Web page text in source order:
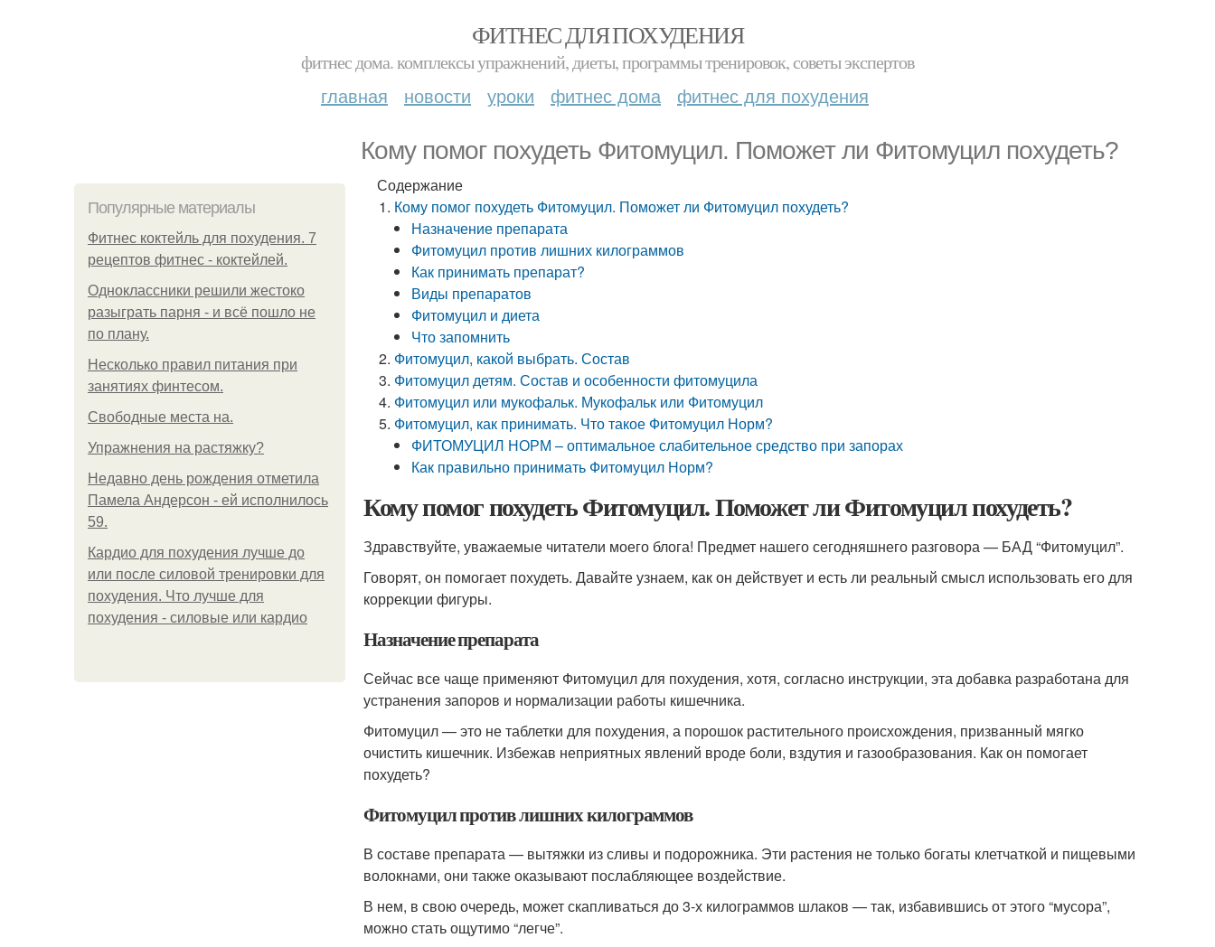
ФИТНЕС ДЛЯ ПОХУДЕНИЯ
фитнес дома. комплексы упражнений, диеты, программы тренировок, советы экспертов
главная новости уроки фитнес дома фитнес для похудения
Кому помог похудеть Фитомуцил. Поможет ли Фитомуцил похудеть?
Популярные материалы
Фитнес коктейль для похудения. 7
рецептов фитнес - коктейлей.
Одноклассники решили жестоко
разыграть парня - и всё пошло не
по плану.
Несколько правил питания при
занятиях финтесом.
Свободные места на.
Упражнения на растяжку?
Недавно день рождения отметила
Памела Андерсон - ей исполнилось
59.
Кардио для похудения лучше до
или после силовой тренировки для
похудения. Что лучше для
похудения - силовые или кардио
Содержание
Кому помог похудеть Фитомуцил. Поможет ли Фитомуцил похудеть?
Назначение препарата
Фитомуцил против лишних килограммов
Как принимать препарат?
Виды препаратов
Фитомуцил и диета
Что запомнить
Фитомуцил, какой выбрать. Состав
Фитомуцил детям. Состав и особенности фитомуцила
Фитомуцил или мукофальк. Мукофальк или Фитомуцил
Фитомуцил, как принимать. Что такое Фитомуцил Норм?
ФИТОМУЦИЛ НОРМ – оптимальное слабительное средство при запорах
Как правильно принимать Фитомуцил Норм?
Кому помог похудеть Фитомуцил. Поможет ли Фитомуцил похудеть?
Здравствуйте, уважаемые читатели моего блога! Предмет нашего сегодняшнего разговора — БАД “Фитомуцил”.
Говорят, он помогает похудеть. Давайте узнаем, как он действует и есть ли реальный смысл использовать его для
коррекции фигуры.
Назначение препарата
Сейчас все чаще применяют Фитомуцил для похудения, хотя, согласно инструкции, эта добавка разработана для
устранения запоров и нормализации работы кишечника.
Фитомуцил — это не таблетки для похудения, а порошок растительного происхождения, призванный мягко
очистить кишечник. Избежав неприятных явлений вроде боли, вздутия и газообразования. Как он помогает
похудеть?
Фитомуцил против лишних килограммов
В составе препарата — вытяжки из сливы и подорожника. Эти растения не только богаты клетчаткой и пищевыми
волокнами, они также оказывают послабляющее воздействие.
В нем, в свою очередь, может скапливаться до 3-х килограммов шлаков — так, избавившись от этого “мусора”,
можно стать ощутимо “легче”.